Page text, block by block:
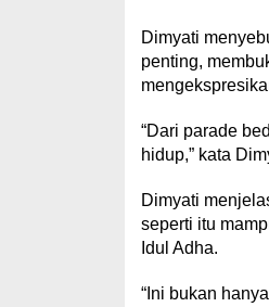
Dimyati
penting,
“Dari parade
hidup,” kata
Dimyati
seperti itu
Idul Adha.
“Ini bukan